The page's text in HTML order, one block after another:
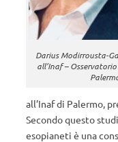
Darius Modirrousta-
all’Inaf –
all’Inaf di Palermo,
Secondo questo
esopianeti è una